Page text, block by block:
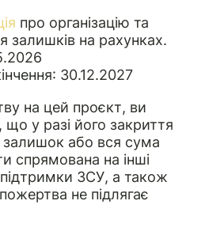
про організацію та
залишків на рахунках.
30.12.2027
на цей проєкт, ви
що у разі його закриття
залишок або вся сума
спрямована на інші
ЗСУ, а також
не підлягає